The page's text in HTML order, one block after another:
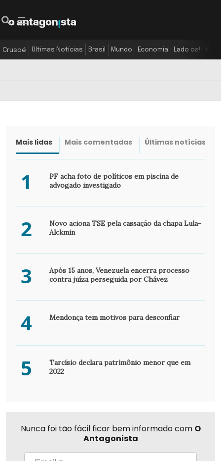
Crusoé Últimas Notícias Brasil Mundo Economia Lado oa!
Mais lidas Mais comentadas Últimas notícias
1
PF acha foto de políticos em piscina de
advogado investigado
2
Novo aciona TSE pela cassação da chapa Lula-
Alckmin
3
Após 15 anos, Venezuela encerra processo
contra juíza perseguida por Chávez
4 Mendonça tem motivos para desconfiar
5
Tarcísio declara patrimônio menor que em
2022
Nunca foi tão fácil ficar bem informado com O
Antagonista